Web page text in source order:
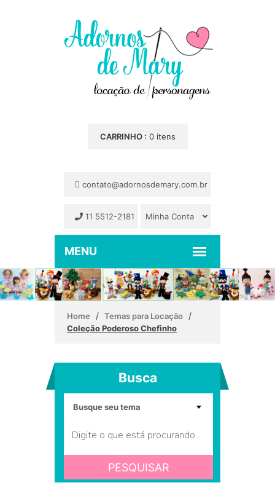
CARRINHO : 0 itens
contato@adornosdemary.com.br
11 5512-2181 Minha Conta
Home / Temas para Locação /
Coleção Poderoso Chefinho
Busca
PESQUISAR